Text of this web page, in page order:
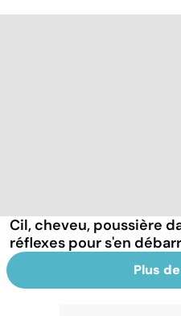
Cil, cheveu, poussière
réflexes pour s'en
Plus